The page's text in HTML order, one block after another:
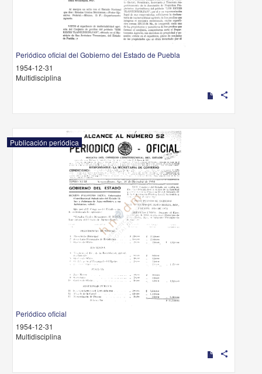
Periódico oficial del Gobierno del Estado de Puebla
1954-12-31
Multidisciplina
share
Publicación periódica
Periódico oficial
1954-12-31
Multidisciplina
share